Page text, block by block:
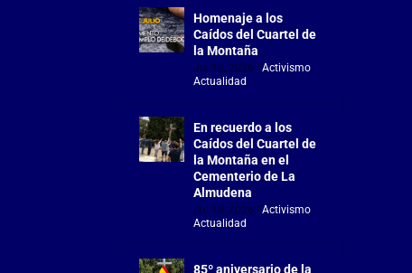
Homenaje a los
Caídos del Cuartel de
la Montaña
Jul 18, 2026 |Activismo,
Actualidad
En recuerdo a los
Caídos del Cuartel de
la Montaña en el
Cementerio de La
Almudena
Jul 18, 2026 |Activismo,
Actualidad
85º aniversario de la